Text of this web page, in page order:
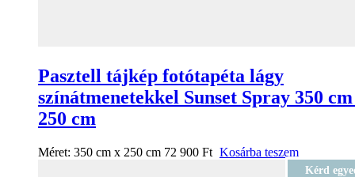
Pasztell tájkép fotótapéta lágy
színátmenetekkel Sunset Spray 350
250 cm
Méret: 350 cm x 250 cm 72 900 Ft Kosárba teszem
Kérd